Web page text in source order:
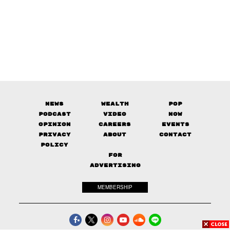
News Wealth
Pop
Podcast
Video
Now
Opinion
Careers
Events
Privacy
Policy
About Contact
FOR
ADVERTISING
MEMBERSHIP